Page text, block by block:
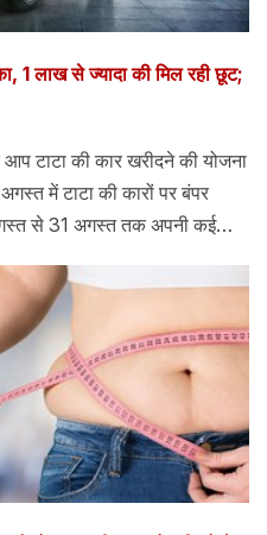
1 लाख से ज्यादा की मिल रही छूट;
टाटा की कार खरीदने की योजना
में टाटा की कारों पर बंपर
से 31 अगस्त तक अपनी कई